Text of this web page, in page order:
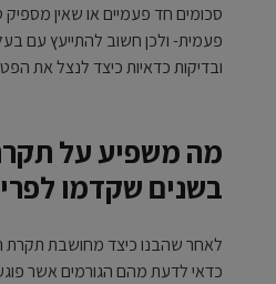
סכומים חד פעמיים או שאין
פעמית- ולכן חשוב להתייעץ עם
ובדיקות כדאיות כיצד לנצל את
מה משפיע על
בשנים שקדמו
לאחר שהבנו כיצד מחושבת תקרת
כדאי לדעת מהם הגורמים אשר